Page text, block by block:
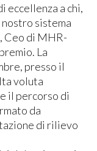
eccellenza a chi,
sistema
Ceo di MHR-
La
presso il
voluta
il percorso di
da
di rilievo